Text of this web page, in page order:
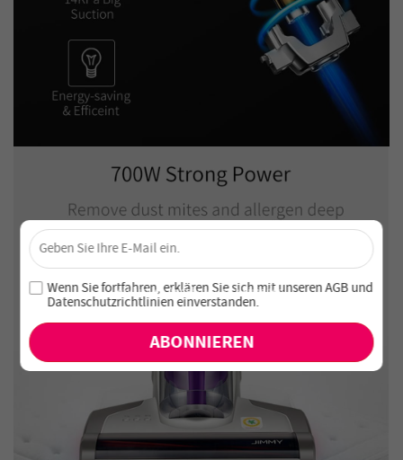
Sichere dir 4 % Rabatt – Jetzt abonnieren!
Melde dich für unseren Newsletter an und verpasse keine
exklusiven Angebote und Neuheiten!
×
Wenn Sie fortfahren, erklären Sie sich mit unserenAGBund
Datenschutzrichtlinien einverstanden.